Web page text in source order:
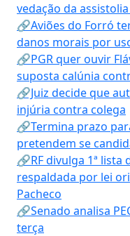
vedação da
🔗Aviões do Forró
danos morais por
🔗PGR quer ouvir
suposta calúnia
🔗Juiz decide que
injúria contra colega
🔗Termina prazo
pretendem se
🔗RF divulga 1ª lista
respaldada por lei
Pacheco
🔗Senado analisa
terça